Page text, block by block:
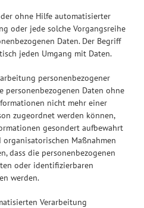
ohne Hilfe automatisierter
oder jede solche Vorgangsreihe
Daten. Der Begriff
jeden Umgang mit Daten.
personenbezogener
personenbezogenen Daten ohne
nicht mehr einer
zugeordnet werden können,
gesondert aufbewahrt
Maßnahmen
dass die personenbezogenen
oder identifizierbaren
werden.
Verarbeitung